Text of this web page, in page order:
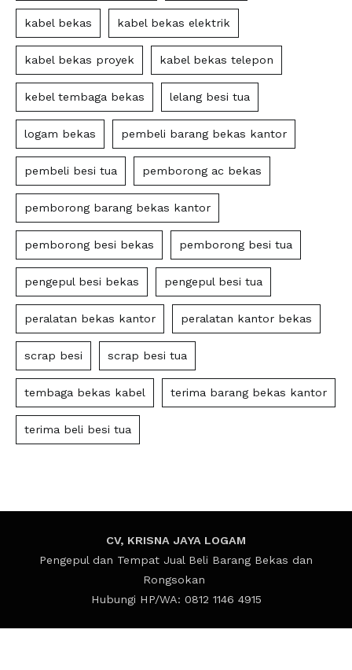
kabel bekas kabel bekas elektrik
kabel bekas proyek kabel bekas telepon
kebel tembaga bekas lelang besi tua
logam bekas pembeli barang bekas kantor
pembeli besi tua pemborong ac bekas
pemborong barang bekas kantor
pemborong besi bekas pemborong besi tua
pengepul besi bekas pengepul besi tua
peralatan bekas kantor peralatan kantor bekas
scrap besi scrap besi tua
tembaga bekas kabel terima barang bekas kantor
terima beli besi tua
CV, KRISNA JAYA LOGAM
Pengepul dan Tempat Jual Beli Barang Bekas dan
Rongsokan
Hubungi HP/WA: 0812 1146 4915